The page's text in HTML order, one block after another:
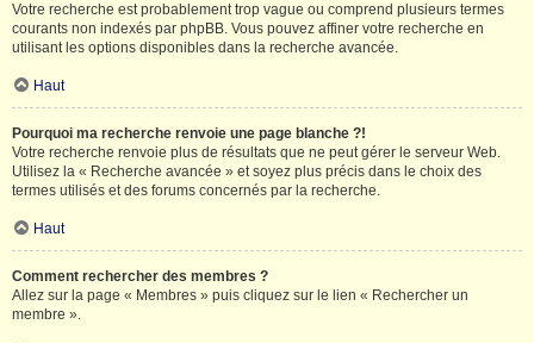
Votre recherche est probablement trop vague ou comprend plusieurs termes
courants non indexés par phpBB. Vous pouvez affiner votre recherche en
utilisant les options disponibles dans la recherche avancée.
Haut
Pourquoi ma recherche renvoie une page blanche ?!
Votre recherche renvoie plus de résultats que ne peut gérer le serveur Web.
Utilisez la « Recherche avancée » et soyez plus précis dans le choix des
termes utilisés et des forums concernés par la recherche.
Haut
Comment rechercher des membres ?
Allez sur la page « Membres » puis cliquez sur le lien « Rechercher un
membre ».